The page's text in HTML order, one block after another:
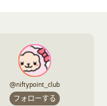
@niftypoint_club
フォローする